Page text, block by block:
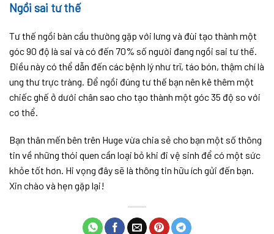
Ngồi sai tư thế
Tư thế ngồi bàn cầu thường gặp với lưng và đùi tạo thành một
góc 90 độ là sai và có đến 70% số người đang ngồi sai tư thế.
Điều này có thể dẫn đến các bệnh lý như trĩ, táo bón, thậm chí là
ung thư trực tràng. Để ngồi đúng tư thế bạn nên kê thêm một
chiếc ghế ở dưới chân sao cho tạo thành một góc 35 độ so với
cơ thể.
Bạn thân mến bên trên Huge vừa chia sẻ cho bạn một số thông
tin về những thói quen cần loại bỏ khi đi vệ sinh để có một sức
khỏe tốt hơn. Hi vọng đây sẽ là thông tin hữu ích gửi đến bạn.
Xin chào và hẹn gặp lại!